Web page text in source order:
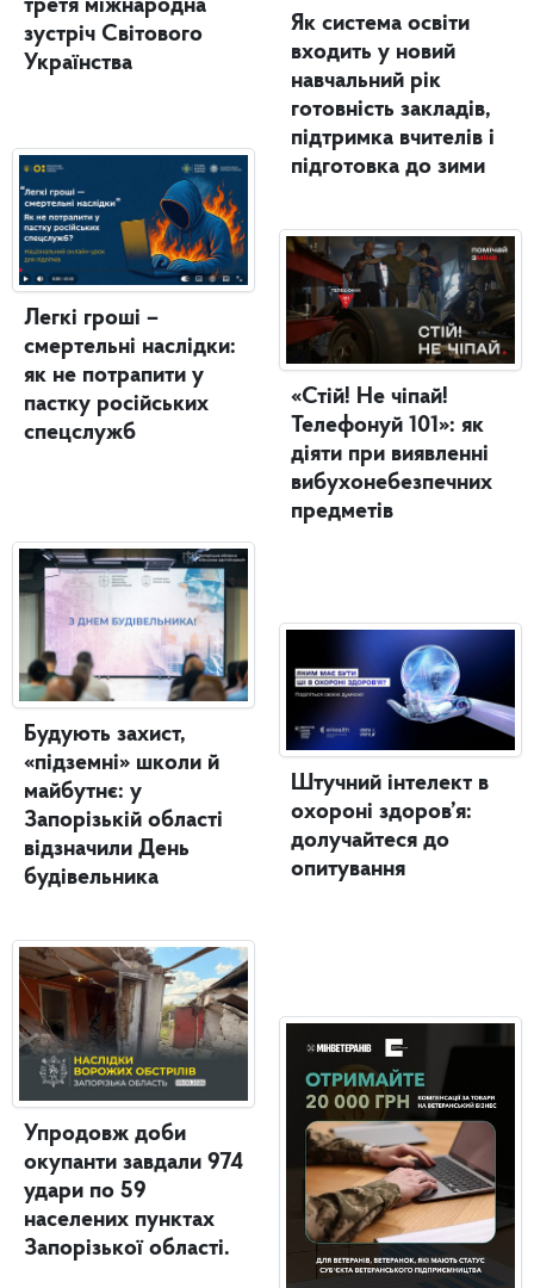
третя міжнародна
зустріч Світового
Українства
Легкі гроші –
смертельні наслідки:
як не потрапити у
пастку російських
спецслужб
Будують захист,
«підземні» школи й
майбутнє: у
Запорізькій області
відзначили День
будівельника
Упродовж доби
окупанти завдали 974
удари по 59
населених пунктах
Запорізької області.
Як система освіти
входить у новий
навчальний рік
готовність закладів,
підтримка вчителів і
підготовка до зими
«Стій! Не чіпай!
Телефонуй 101»: як
діяти при виявленні
вибухонебезпечних
предметів
Штучний інтелект в
охороні здоров’я:
долучайтеся до
опитування